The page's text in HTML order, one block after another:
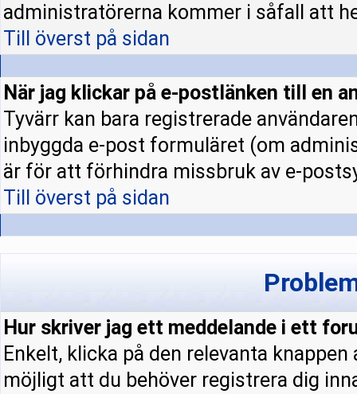
administratörerna kommer i såfall att
Till överst på sidan
När jag klickar på e-postlänken till en
Tyvärr kan bara registrerade
inbyggda e-post formuläret (om
är för att förhindra missbruk av e-
Till överst på sidan
Hur skriver jag ett meddelande i ett
Enkelt, klicka på den relevanta
möjligt att du behöver registrera dig